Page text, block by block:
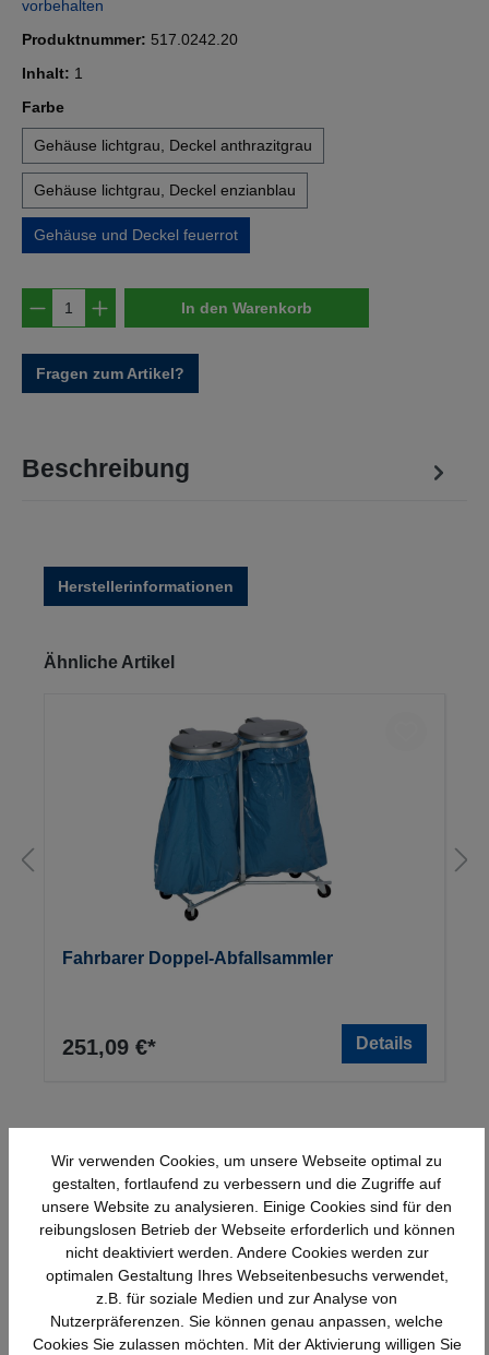
vorbehalten
Produktnummer: 517.0242.20
Inhalt: 1
Farbeauswählen
Gehäuse lichtgrau, Deckel anthrazitgrau
Gehäuse lichtgrau, Deckel enzianblau
Gehäuse und Deckel feuerrot
Produkt Anzahl: Gib den gewünschten
In den Warenkorb
Fragen zum Artikel?
Beschreibung
Herstellerinformationen
Produktgalerie überspringen
Ähnliche Artikel
Fahrbarer Doppel-Abfallsammler
251,09 €* Details
Schnelle Lieferung Topmarken
Wir verwenden Cookies, um unsere Webseite optimal zu
gestalten, fortlaufend zu verbessern und die Zugriffe auf
unsere Website zu analysieren. Einige Cookies sind für den
reibungslosen Betrieb der Webseite erforderlich und können
nicht deaktiviert werden. Andere Cookies werden zur
optimalen Gestaltung Ihres Webseitenbesuchs verwendet,
z.B. für soziale Medien und zur Analyse von
Nutzerpräferenzen. Sie können genau anpassen, welche
Cookies Sie zulassen möchten. Mit der Aktivierung willigen Sie